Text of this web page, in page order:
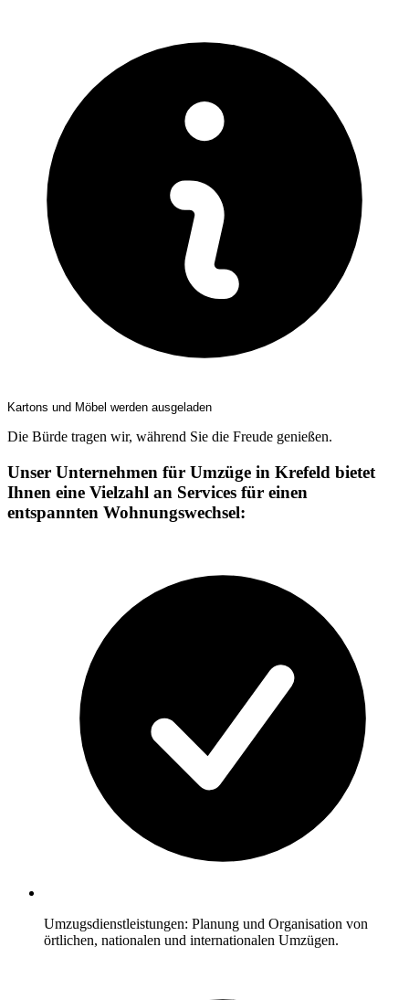
Kartons und Möbel werden ausgeladen
Die Bürde tragen wir, während Sie die Freude genießen.
Unser Unternehmen für Umzüge in Krefeld bietet
Ihnen eine Vielzahl an Services für einen
entspannten Wohnungswechsel:
Umzugsdienstleistungen: Planung und Organisation von
örtlichen, nationalen und internationalen Umzügen.